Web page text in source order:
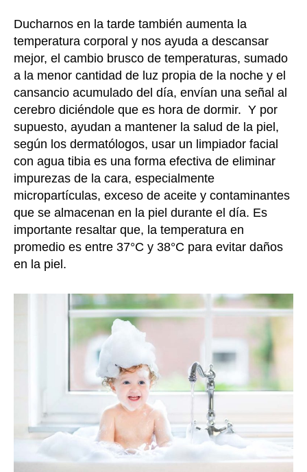
Ducharnos en la tarde también aumenta la
temperatura corporal y nos ayuda a descansar
mejor, el cambio brusco de temperaturas, sumado
a la menor cantidad de luz propia de la noche y el
cansancio acumulado del día, envían una señal al
cerebro diciéndole que es hora de dormir. Y por
supuesto, ayudan a mantener la salud de la piel,
según los dermatólogos, usar un limpiador facial
con agua tibia es una forma efectiva de eliminar
impurezas de la cara, especialmente
micropartículas, exceso de aceite y contaminantes
que se almacenan en la piel durante el día. Es
importante resaltar que, la temperatura en
promedio es entre 37°C y 38°C para evitar daños
en la piel.